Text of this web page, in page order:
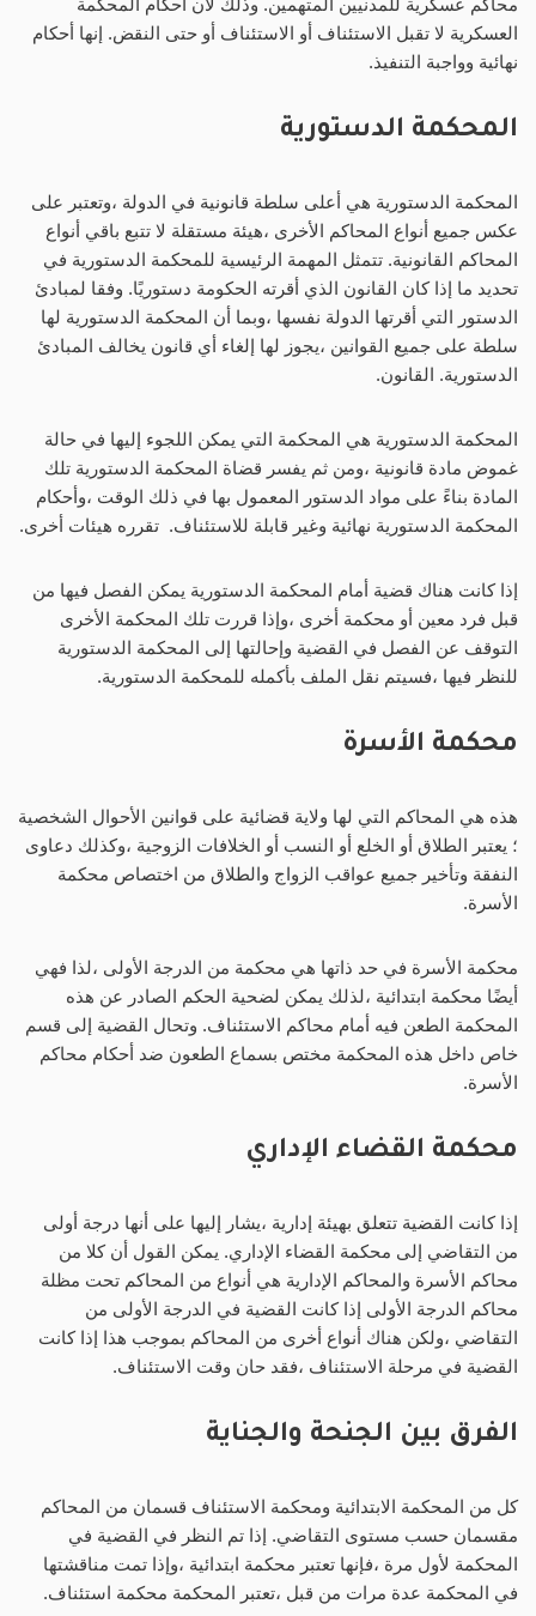
العسكرية لا تقبل الاستئناف أو الاستئناف أو حتى النقض. إنها أحكام
نهائية وواجبة التنفيذ.
المحكمة الدستورية
المحكمة الدستورية هي أعلى سلطة قانونية في الدولة ،وتعتبر على
عكس جميع أنواع المحاكم الأخرى ،هيئة مستقلة لا تتبع باقي أنواع
المحاكم القانونية. تتمثل المهمة الرئيسية للمحكمة الدستورية في
تحديد ما إذا كان القانون الذي أقرته الحكومة دستوريًا. وفقا لمبادئ
الدستور التي أقرتها الدولة نفسها ،وبما أن المحكمة الدستورية لها
سلطة على جميع القوانين ،يجوز لها إلغاء أي قانون يخالف المبادئ
الدستورية. القانون.
المحكمة الدستورية هي المحكمة التي يمكن اللجوء إليها في حالة
غموض مادة قانونية ،ومن ثم يفسر قضاة المحكمة الدستورية تلك
المادة بناءً على مواد الدستور المعمول بها في ذلك الوقت ،وأحكام
المحكمة الدستورية نهائية وغير قابلة للاستئناف. تقرره هيئات أخرى.
إذا كانت هناك قضية أمام المحكمة الدستورية يمكن الفصل فيها من
قبل فرد معين أو محكمة أخرى ،وإذا قررت تلك المحكمة الأخرى
التوقف عن الفصل في القضية وإحالتها إلى المحكمة الدستورية
للنظر فيها ،فسيتم نقل الملف بأكمله للمحكمة الدستورية.
محكمة الأسرة
هذه هي المحاكم التي لها ولاية قضائية على قوانين الأحوال الشخصية
؛ يعتبر الطلاق أو الخلع أو النسب أو الخلافات الزوجية ،وكذلك دعاوى
النفقة وتأخير جميع عواقب الزواج والطلاق من اختصاص محكمة
الأسرة.
محكمة الأسرة في حد ذاتها هي محكمة من الدرجة الأولى ،لذا فهي
أيضًا محكمة ابتدائية ،لذلك يمكن لضحية الحكم الصادر عن هذه
المحكمة الطعن فيه أمام محاكم الاستئناف. وتحال القضية إلى قسم
خاص داخل هذه المحكمة مختص بسماع الطعون ضد أحكام محاكم
الأسرة.
محكمة القضاء الإداري
إذا كانت القضية تتعلق بهيئة إدارية ،يشار إليها على أنها درجة أولى
من التقاضي إلى محكمة القضاء الإداري. يمكن القول أن كلا من
محاكم الأسرة والمحاكم الإدارية هي أنواع من المحاكم تحت مظلة
محاكم الدرجة الأولى إذا كانت القضية في الدرجة الأولى من
التقاضي ،ولكن هناك أنواع أخرى من المحاكم بموجب هذا إذا كانت
القضية في مرحلة الاستئناف ،فقد حان وقت الاستئناف.
الفرق بين الجنحة والجناية
كل من المحكمة الابتدائية ومحكمة الاستئناف قسمان من المحاكم
مقسمان حسب مستوى التقاضي. إذا تم النظر في القضية في
المحكمة لأول مرة ،فإنها تعتبر محكمة ابتدائية ،وإذا تمت مناقشتها
في المحكمة عدة مرات من قبل ،تعتبر المحكمة محكمة استئناف.